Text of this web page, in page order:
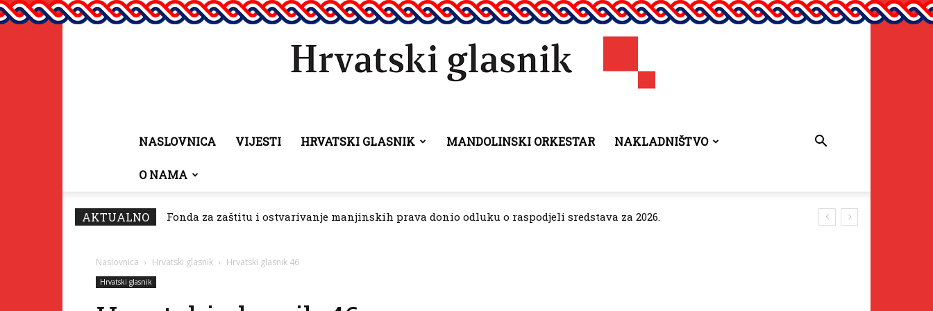
NASLOVNICA VIJESTI HRVATSKI GLASNIK MANDOLINSKI ORKESTAR NAKLADNIŠTVO
O NAMA
AKTUALNO Fonda za zaštitu i ostvarivanje manjinskih prava donio odluku o raspodjeli sredstava za 2026.
Naslovnica Hrvatski glasnik Hrvatski glasnik 46
Hrvatski glasnik